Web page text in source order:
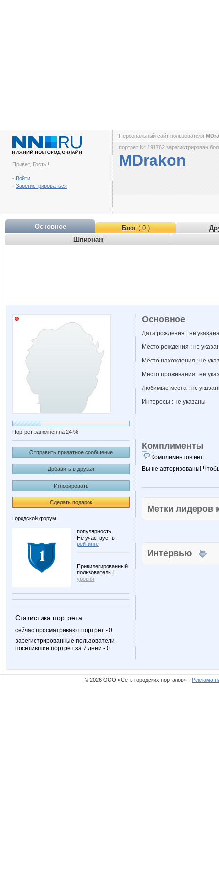
Привет, Гость !
- Войти
- Зарегистрироваться
Персональный сайт пользователя
портрет № 191762 зарегистрирован
MDrakon
Основное Блог( 0 )
Шпионаж
Портрет заполнен на 24 %
Отправить приватное сообщение
Добавить в друзья
Игнорировать
Сделать подарок
Городской форум
популярность:
Не участвует в
рейтинге
Привилегированный
пользователь 1
уровня
Статистика портрета:
сейчас просматривают портрет - 0
зарегистрированные пользователи
посетившие портрет за 7 дней - 0
Основное
Дата рождения : не указана
Место рождения : не
Место нахождения : не
Место проживания : не
Любимые места : не
Интересы : не указаны
Комплименты
Комплиментов нет.
Вы не авторизованы!
Метки
Интервью
© 2026 ООО «Сеть городских порталов» · Реклама